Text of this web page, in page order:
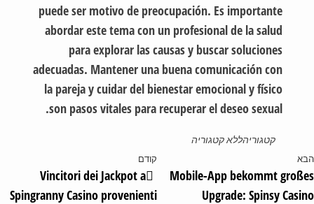
puede ser motivo de preocupación. Es importante
abordar este tema con un profesional de la salud
para explorar las causas y buscar soluciones
adecuadas. Mantener una buena comunicación con
la pareja y cuidar del bienestar emocional y físico
son pasos vitales para recuperar el deseo sexual.
קטגוריהללא קטגוריה
קודם
Vincitori dei Jackpot a
Spingranny Casino provenienti
Mobile-App bekommt
Upgrade: Spinsy